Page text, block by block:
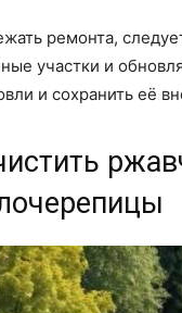
ремонта,
участки и
и сохранить её